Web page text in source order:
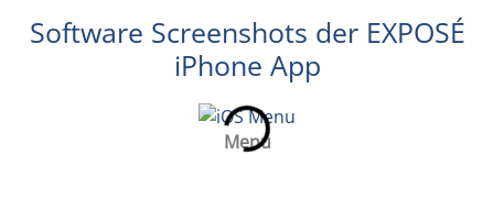
Software Screenshots der EXPOSÉ
iPhone App
Menu